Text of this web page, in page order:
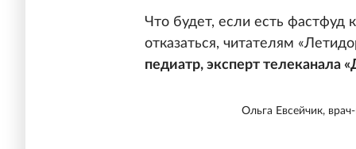
Что будет, если есть фастфуд
отказаться, читателям
педиатр, эксперт телеканала
Ольга Евсейчик,